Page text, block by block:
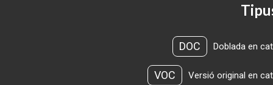
DOC Doblada en
VOC Versió original en